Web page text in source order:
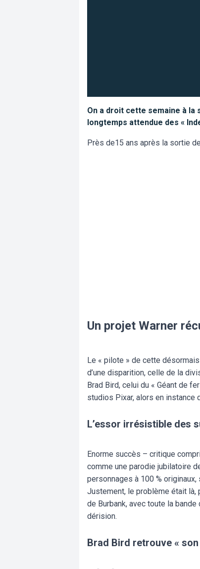
On a droit cette semaine à la
longtemps attendue des «
Près de15 ans après la sortie
Un projet Warner
Le « pilote » de cette
d’une disparition, celle de la
Brad Bird, celui du « Géant de
studios Pixar, alors en instance
L’essor irrésistible des
Enorme succès – critique
comme une parodie jubilatoire
personnages à 100 %
Justement, le problème était là,
de Burbank, avec toute la
dérision.
Brad Bird retrouve «